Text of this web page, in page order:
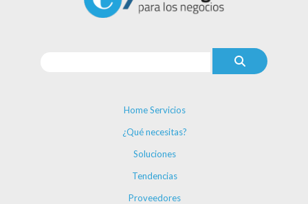
Home Servicios
¿Qué necesitas?
Soluciones
Tendencias
Proveedores